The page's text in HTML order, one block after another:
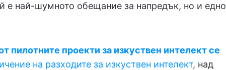
е най-шумното обещание за напредък, но и едно
пилотните проекти за изкуствен интелект се
на разходите за изкуствен интелект, над